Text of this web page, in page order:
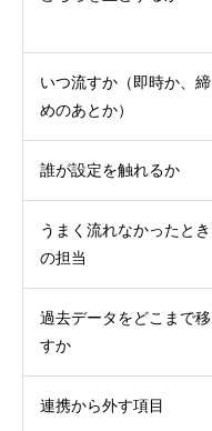
いつ流すか（即時か、締
めのあとか）
誰が設定を触れるか
うまく流れなかったとき
の担当
過去データをどこまで移
すか
連携から外す項目